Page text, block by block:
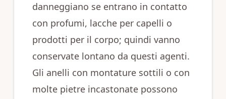
danneggiano se entrano in contatto
con profumi, lacche per capelli o
prodotti per il corpo; quindi vanno
conservate lontano da questi agenti.
Gli anelli con montature sottili o con
molte pietre incastonate possono